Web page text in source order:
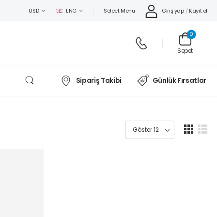
USD ENG Select Menu Giriş yap / Kayıt ol
Sepet
0
Sipariş Takibi Günlük Fırsatlar